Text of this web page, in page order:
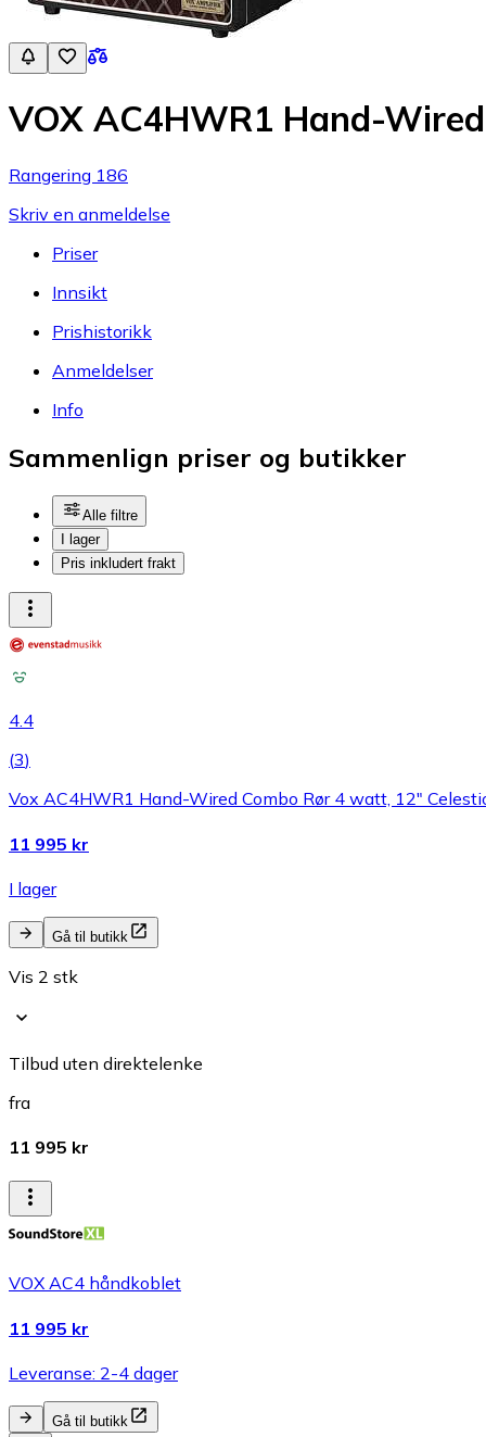
VOX AC4HWR1 Hand-Wired
Rangering 186
Skriv en anmeldelse
Priser
Innsikt
Prishistorikk
Anmeldelser
Info
Sammenlign priser og butikker
Alle filtre
I lager
Pris inkludert frakt
4.4
(3)
Vox AC4HWR1 Hand-Wired Combo Rør 4 watt, 12"
11 995 kr
I lager
Gå til butikk
Vis 2 stk
Tilbud uten direktelenke
fra
11 995 kr
VOX AC4 håndkoblet
11 995 kr
Leveranse: 2-4 dager
Gå til butikk